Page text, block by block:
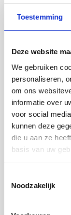
Toestemming
Deze website
We gebruiken
personaliseren,
om ons
informatie over
voor social
kunnen deze
die u aan ze
basis van uw
Noodzakelijk
Contact
Heb je vragen
onze pakketten
ons op en wij
Naam
(Vereist)
(Vereist)